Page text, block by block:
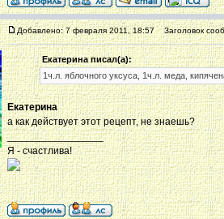
Добавлено: 7 февраля 2011, 18:57 Заголовок
Екатерина писал(а):
1ч.л. яблочного уксуса, 1ч.л. меда,
Екатерина
а как действует этот рецепт, не знаешь?
_________________
Я - счастлива!